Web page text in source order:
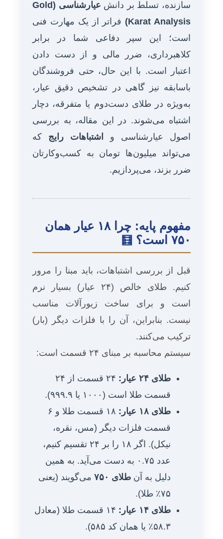
سازنده، تسلط بر دانش
عیارشناسی (Gold
Karat Analysis)
فراتر از یک مهارت فنی
است؛ این سپر دفاعی شما در برابر
کلاهبرداری، ضرر مالی و از دست دادن
اعتبار است. با این حال، حتی فروشندگان
باسابقه نیز گاهی در تشخیص دقیق عیار،
به‌ویژه در طلای دست‌دوم یا متفرقه، دچار
اشتباه می‌شوند. در این مقاله، به بررسی
اصول عیارشناسی و
اشتباهات رایج که
می‌تواند میلیون‌ها تومان به کسب‌وکارتان
ضرر بزند، می‌پردازیم.
مفهوم پایه: چرا ۱۸ عیار همان
۷۵۰ است؟
🧮
قبل از بررسی اشتباهات، باید مبنا را مرور
کنیم. طلای خالص (۲۴ عیار) بسیار نرم
است و برای ساخت زیورآلات مناسب
نیست. بنابراین، آن را با فلزات دیگر (بار)
ترکیب می‌کنند.
سیستم محاسبه بر مبنای ۲۴ قسمت است:
طلای ۲۴ عیار:
۲۴ قسمت از ۲۴
قسمت طلا است (۱۰۰۰ یا ۹۹۹.۹).
طلای ۱۸ عیار:
۱۸ قسمت طلا و ۶
قسمت فلزات دیگر (مس، نقره،
نیکل). اگر ۱۸ را بر ۲۴ تقسیم کنیم،
عدد ۰.۷۵ به دست می‌آید. به همین
دلیل به آن طلای ۷۵۰
می‌گویند (یعنی
۷۵٪ طلا).
طلای ۱۴ عیار:
۱۴ قسمت طلا (معادل
۵۸.۳٪ یا همان کد ۵۸۵).